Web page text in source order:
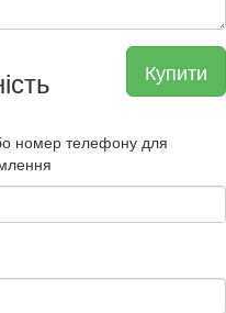
Купити
номер телефону для